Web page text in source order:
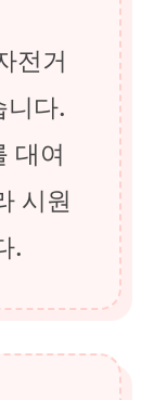
전거
니다.
대여
시원
.